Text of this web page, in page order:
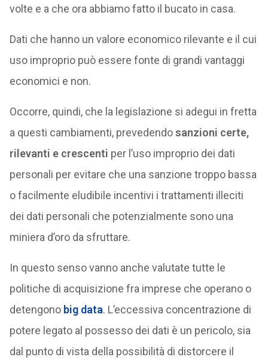
volte e a che ora abbiamo fatto il bucato in casa.
Dati che hanno un valore economico rilevante e il cui
uso improprio può essere fonte di grandi vantaggi
economici e non.
Occorre, quindi, che la legislazione si adegui in fretta
a questi cambiamenti, prevedendosanzioni certe,
rilevanti e crescenti per l’uso improprio dei dati
personali per evitare che una sanzione troppo bassa
o facilmente eludibile incentivi i trattamenti illeciti
dei dati personali che potenzialmente sono una
miniera d’oro da sfruttare.
In questo senso vanno anche valutate tutte le
politiche di acquisizione fra imprese che operano o
detengono big data. L’eccessiva concentrazione di
potere legato al possesso dei dati è un pericolo, sia
dal punto di vista della possibilità di distorcere il